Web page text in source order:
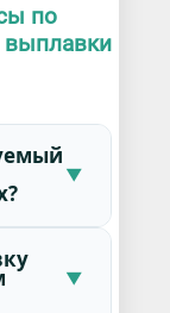
по